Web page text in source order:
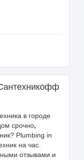
в городе
срочно,
Plumbing in
на час.
отзывами и